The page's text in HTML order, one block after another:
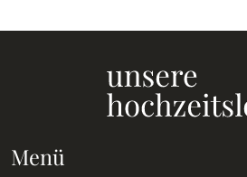
Menü